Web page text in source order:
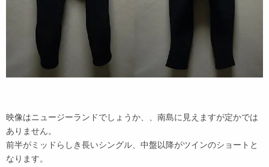
映像はニュージーランドでしょうか、、南島に見えますが定かでは
ありません。
前半がミッドらしき長いシングル、中盤以降がツインのショートと
なります。